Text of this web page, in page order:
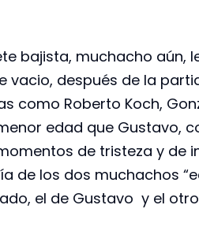
bajista, muchacho aún,
vacio, después de la
como Roberto Koch,
edad que Gustavo,
de tristeza y de
de los dos muchachos
el de Gustavo y el